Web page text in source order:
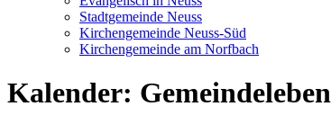
Stadtgemeinde Neuss
Kirchengemeinde Neuss-Süd
Kirchengemeinde am Norfbach
Kalender: Gemeindeleben